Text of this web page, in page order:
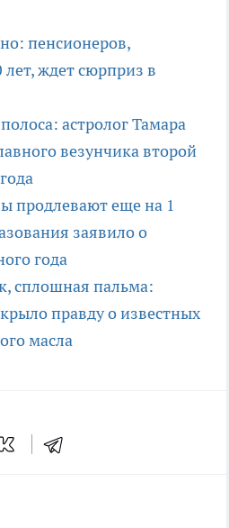
пенсионеров,
ждет сюрприз в
астролог Тамара
везунчика второй
продлевают еще на 1
заявило о
года
сплошная пальма:
правду о известных
масла